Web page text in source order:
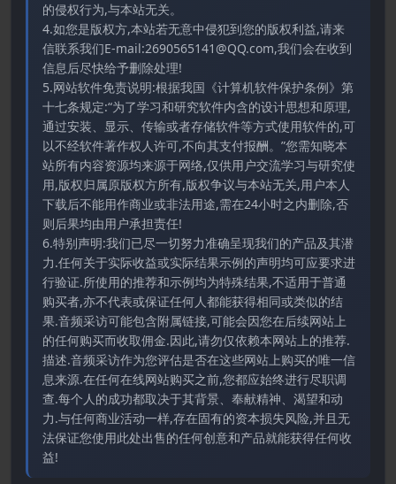
的侵权行为,与本站无关。
4.如您是版权方,本站若无意中侵犯到您的版权利益,请来
信联系我们E-mail:2690565141@QQ.com,我们会在收到
信息后尽快给予删除处理!
5.网站软件免责说明:根据我国《计算机软件保护条例》第
十七条规定:“为了学习和研究软件内含的设计思想和原理,
通过安装、显示、传输或者存储软件等方式使用软件的,可
以不经软件著作权人许可,不向其支付报酬。”您需知晓本
站所有内容资源均来源于网络,仅供用户交流学习与研究使
用,版权归属原版权方所有,版权争议与本站无关,用户本人
下载后不能用作商业或非法用途,需在24小时之内删除,否
则后果均由用户承担责任!
6.特别声明:我们已尽一切努力准确呈现我们的产品及其潜
力.任何关于实际收益或实际结果示例的声明均可应要求进
行验证.所使用的推荐和示例均为特殊结果,不适用于普通
购买者,亦不代表或保证任何人都能获得相同或类似的结
果.音频采访可能包含附属链接,可能会因您在后续网站上
的任何购买而收取佣金.因此,请勿仅依赖本网站上的推荐.
描述.音频采访作为您评估是否在这些网站上购买的唯一信
息来源.在任何在线网站购买之前,您都应始终进行尽职调
查.每个人的成功都取决于其背景、奉献精神、渴望和动
力.与任何商业活动一样,存在固有的资本损失风险,并且无
法保证您使用此处出售的任何创意和产品就能获得任何收
益!